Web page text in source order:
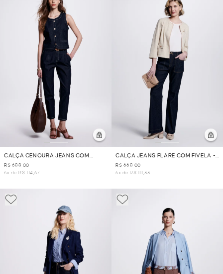
CALÇA CENOURA JEANS COM
PREGA E BOLSO - AZUL JEANS
R$ 688,00
6x de R$ 114,67
CALÇA JEANS FLARE COM FIVELA -
AZUL JEANS
R$ 668,00
6x de R$ 111,33